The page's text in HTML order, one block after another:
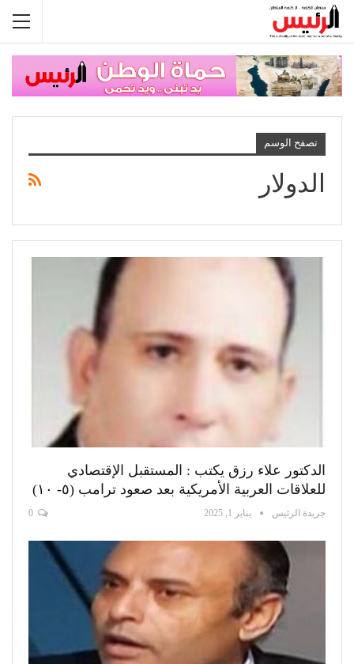
تصفح الوسم
الدولار
الدكتور علاء رزق يكتب : المستقبل الإقتصادي
للعلاقات العربية الأمريكية بعد صعود ترامب (٥- ١٠)
جريدة الرئيس يناير 1, 2025